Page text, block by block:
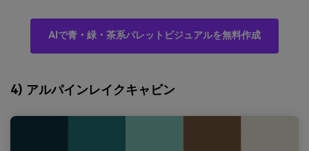
AIで青・緑・茶系パレットビジュアルを無料作成
4) アルパインレイクキャビン